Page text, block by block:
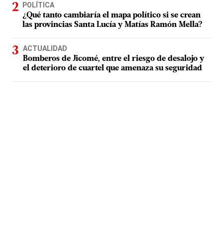
POLÍTICA
¿Qué tanto cambiaría el mapa político si se crean
las provincias Santa Lucía y Matías Ramón Mella?
ACTUALIDAD
Bomberos de Jicomé, entre el riesgo de desalojo y
el deterioro de cuartel que amenaza su seguridad